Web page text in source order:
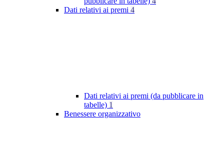
Dati relativi ai premi 4
Dati relativi ai premi (da pubblicare in
tabelle) 1
Benessere organizzativo